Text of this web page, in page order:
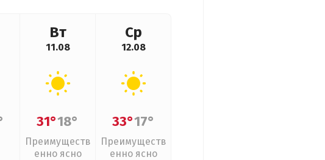
Вт
11.08
31°18°
Преимуществ
енно ясно
Ср
12.08
33°17°
Преимуществ
енно ясно